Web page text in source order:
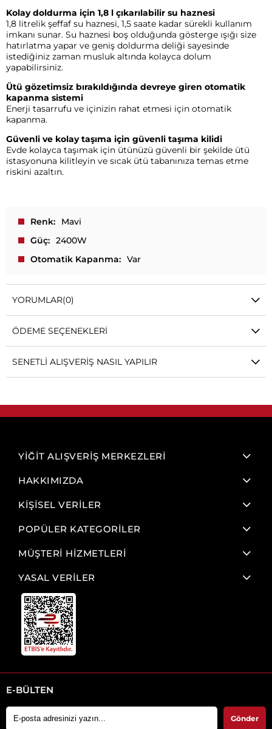
Kolay doldurma için 1,8 l çıkarılabilir su haznesi
1,8 litrelik şeffaf su haznesi, 1,5 saate kadar sürekli kullanım
imkanı sunar. Su haznesi boş olduğunda gösterge ışığı size
hatırlatma yapar ve geniş doldurma deliği sayesinde
istediğiniz zaman musluk altında kolayca dolum
yapabilirsiniz.
Ütü gözetimsiz bırakıldığında devreye giren otomatik
kapanma sistemi
Enerji tasarrufu ve içinizin rahat etmesi için otomatik
kapanma.
Güvenli ve kolay taşıma için güvenli taşıma kilidi
Evde kolayca taşımak için ütünüzü güvenli bir şekilde ütü
istasyonuna kilitleyin ve sıcak ütü tabanınıza temas etme
riskini azaltın.
Renk
Mavi
Güç
2400W
Otomatik Kapanma
Var
YORUMLAR(0)
ÖDEME SEÇENEKLERI
SENETLI ALIŞVERIŞ NASIL YAPILIR
YİĞİT ALIŞVERİŞ MERKEZLERİ
HAKKIMIZDA
KİŞİSEL VERİLER
POPÜLER KATEGORİLER
MÜŞTERİ HİZMETLERİ
YASAL VERİLER
E-BÜLTEN
Gönder